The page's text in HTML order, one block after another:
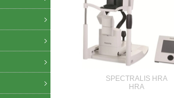
SPECTRALIS HRA
HRA